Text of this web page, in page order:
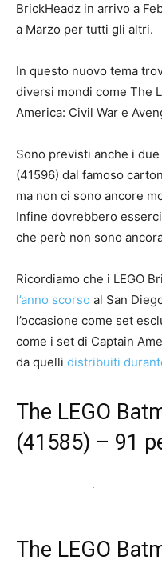
BrickHeadz in arrivo a
a Marzo per tutti gli altri.
In questo nuovo tema
diversi mondi come The
America: Civil War e
Sono previsti anche i
(41596) dal famoso
ma non ci sono ancore
Infine dovrebbero
che però non sono
Ricordiamo che i LEGO
l’anno scorso al San
l’occasione come set
come i set di Captain
da quelli distribuiti
The LEGO
(41585) – 91
The LEGO